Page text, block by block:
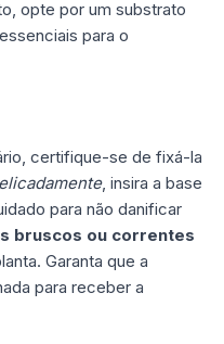
opte por um substrato
para o
certifique-se de fixá-la
, insira a base
para não danificar
bruscos ou correntes
Garanta que a
para receber a